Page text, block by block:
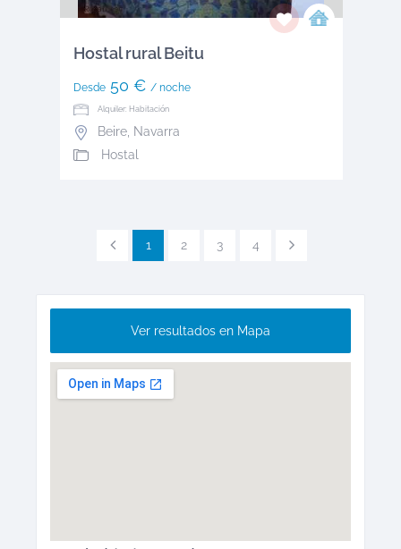
Hostal rural Beitu
Desde50 € / noche
Alquiler: Habitación
Beire, Navarra
Hostal
1 2 3 4
Ver resultados en Mapa